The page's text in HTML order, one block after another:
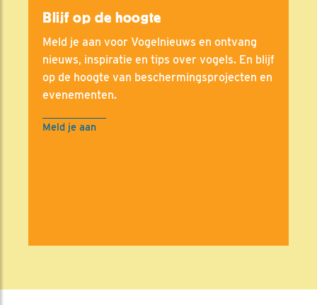
Blijf op de hoogte
Meld je aan voor Vogelnieuws en ontvang
nieuws, inspiratie en tips over vogels. En blijf
op de hoogte van beschermingsprojecten en
evenementen.
Meld je aan